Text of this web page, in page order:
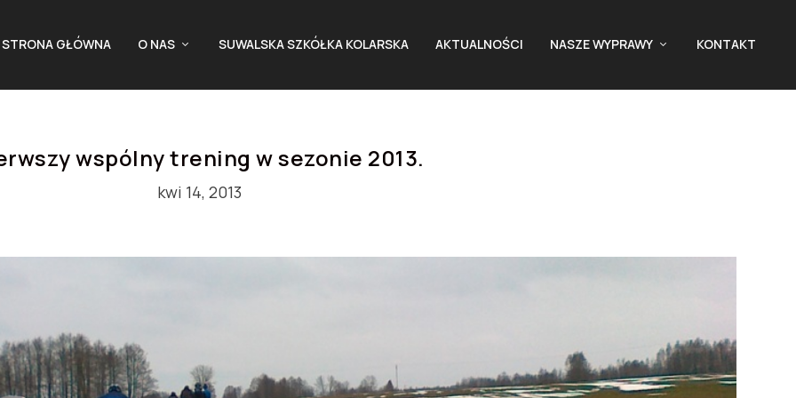
STRONA GŁÓWNA O NAS SUWALSKA SZKÓŁKA KOLARSKA AKTUALNOŚCI NASZE WYPRAWY KONTAKT
wspólny trening w sezonie 2013.
kwi 14, 2013